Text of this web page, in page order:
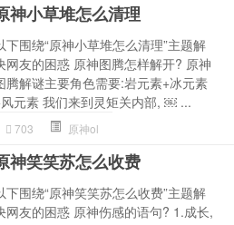
神小草堆怎么清理
下围绕“原神小草堆怎么清理”主题解
网友的困惑 原神图腾怎样解开? 原神
腾解谜主要角色需要:岩元素+冰元素
元素 我们来到灵矩关内部, ￼ ...
703 原神ol
神笑笑苏怎么收费
下围绕“原神笑笑苏怎么收费”主题解
网友的困惑 原神伤感的语句? 1.成长,